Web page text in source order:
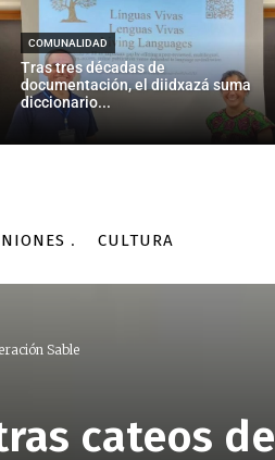
COMUNALIDAD
Tras tres décadas de
documentación, el diidxazá suma
diccionario...
CULTURA
Sable
cateos de